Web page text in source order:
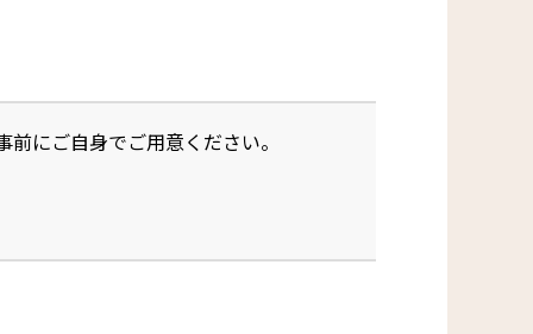
にご自身でご用意ください。